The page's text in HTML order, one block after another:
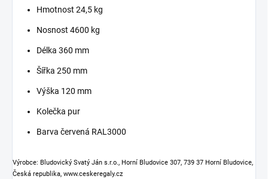
Hmotnost 24,5 kg
Nosnost 4600 kg
Délka 360 mm
Šířka 250 mm
Výška 120 mm
Kolečka pur
Barva červená RAL3000
Výrobce: Bludovický Svatý Ján s.r.o., Horní Bludovice 307, 739 37 Horní Bludovice,
Česká republika, www.ceskeregaly.cz